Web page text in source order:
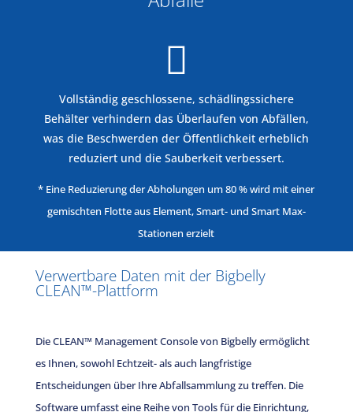

Vollständig geschlossene, schädlingssichere
Behälter verhindern das Überlaufen von Abfällen,
was die Beschwerden der Öffentlichkeit erheblich
reduziert und die Sauberkeit verbessert.
* Eine Reduzierung der Abholungen um 80 % wird mit einer
gemischten Flotte aus Element, Smart- und Smart Max-
Stationen erzielt
Verwertbare Daten mit der Bigbelly
CLEAN™-Plattform
Die CLEAN™ Management Console von Bigbelly ermöglicht
es Ihnen, sowohl Echtzeit- als auch langfristige
Entscheidungen über Ihre Abfallsammlung zu treffen. Die
Software umfasst eine Reihe von Tools für die Einrichtung,